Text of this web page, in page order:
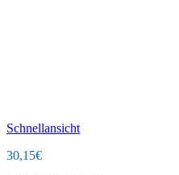
Schnellansicht
30,15€